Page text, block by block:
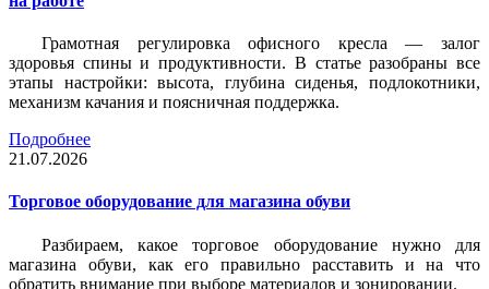
Грамотная регулировка офисного кресла — залог
здоровья спины и продуктивности. В статье разобраны все
этапы настройки: высота, глубина сиденья, подлокотники,
механизм качания и поясничная поддержка.
Подробнее
21.07.2026
Торговое оборудование для магазина обуви
Разбираем, какое торговое оборудование нужно для
магазина обуви, как его правильно расставить и на что
обратить внимание при выборе материалов и зонировании.